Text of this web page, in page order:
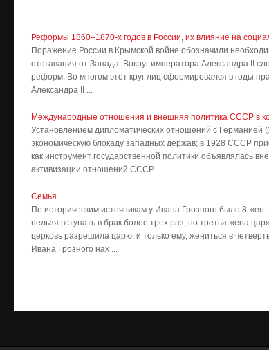
Реформы 1860–1870-х годов в России, их влияние на
Поражение России в Крымской войне обозначили
отставания от Запада. Вокруг императора Александра II
реформ. Во многом этот круг лиц сформировался в годы
Александра II ...
Международные отношения и внешняя политика СССР в
Установлением дипломатических отношений с
экономическую блокаду западных держав; в 1928 СССР
как инструмент государственной политики объявлялась
активизации отношений СССР ...
Семья
По историческим источникам у Ивана Грозного было 8
нельзя вступать в брак более трех раз, но третья жена
церковь разрешила царю, и только ему, жениться в
Ивана Грозного нах ...